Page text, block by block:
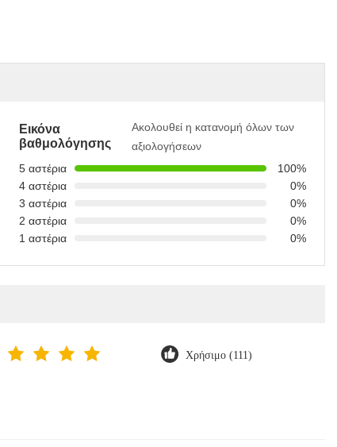
Εικόνα
βαθμολόγησης
Ακολουθεί η κατανομή όλων των
αξιολογήσεων
5 αστέρια
100%
4 αστέρια
0%
3 αστέρια
0%
2 αστέρια
0%
1 αστέρια
0%
Χρήσιμο (111)